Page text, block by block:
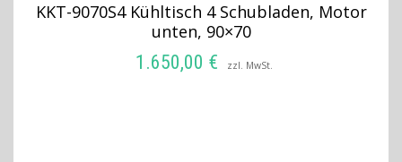
KKT-9070S4 Kühltisch 4 Schubladen, Motor
unten, 90×70
1.650,00 € zzl. MwSt.